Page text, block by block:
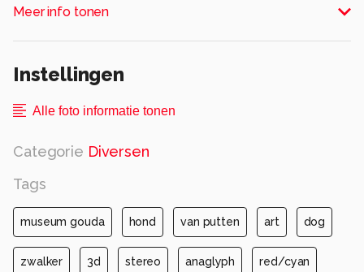
Alle rechten voorbehouden
Meer info tonen
Instellingen
Alle foto informatie tonen
Categorie Diversen
Tags
museum gouda hond van putten art dog
zwalker 3d stereo anaglyph red/cyan